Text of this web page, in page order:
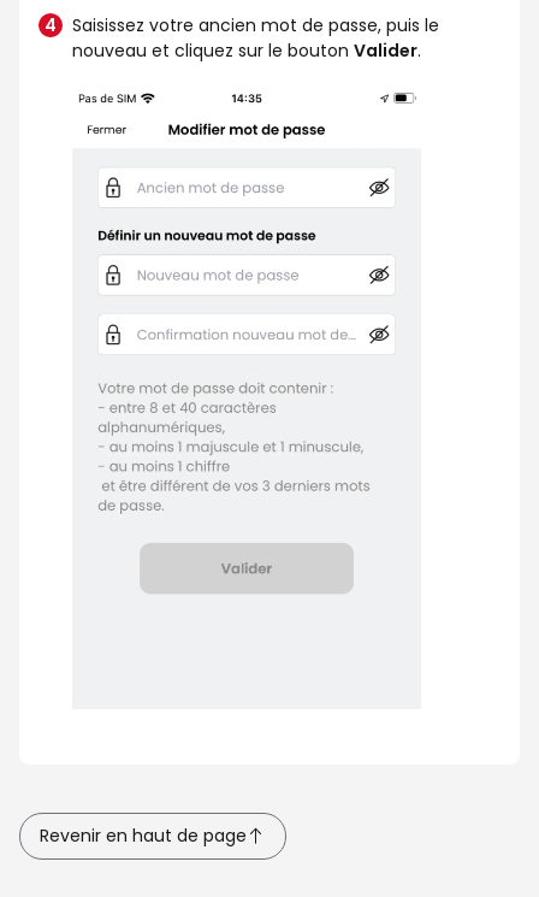
Saisissez votre ancien mot de passe, puis le
nouveau et cliquez sur le bouton Valider.
Revenir en haut de page